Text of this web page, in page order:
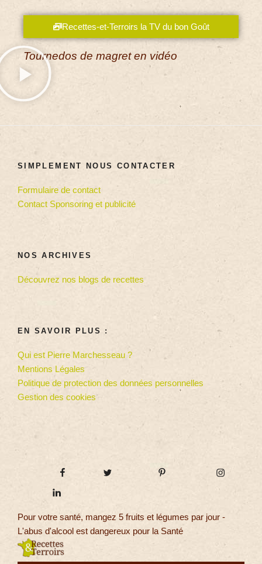
Recettes-et-Terroirs la TV du bon Goût
Tournedos de magret en vidéo
SIMPLEMENT NOUS CONTACTER
Formulaire de contact
Contact Sponsoring et publicité
NOS ARCHIVES
Découvrez nos blogs de recettes
EN SAVOIR PLUS :
Qui est Pierre Marchesseau ?
Mentions Légales
Politique de protection des données personnelles
Gestion des cookies
Pour votre santé, mangez 5 fruits et légumes par jour -
L'abus d'alcool est dangereux pour la Santé